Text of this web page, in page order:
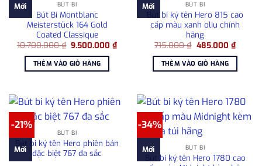
Mới BÚT BI
Bút Bi Montblanc
Meisterstück 164 Gold
Coated Classique
10.700.000₫ Giá
là:
10.700.000 ₫.
9.500.000₫Giá
hiện
9.500.000 ₫.
THÊM VÀO GIỎ HÀNG
Mới BÚT BI
Bút bi ký tên Hero 815 cao
cấp màu xanh oliu chính
hãng
715.000₫ Giá
là:
715.000 ₫.
485.000 ₫Giá
hiện
tại
THÊM VÀO GIỎ HÀNG
-21%
Mới
BÚT BI
Bút bi ký tên Hero phiên bản
đặc biệt 767 đa sắc
-34%
Mới BÚT BI
Bút bi ký tên Hero 1780 cao